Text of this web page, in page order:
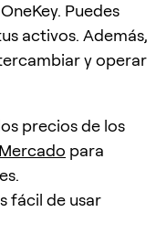
Puedes
activos. Además,
y operar
precios de los
Mercado para
fácil de usar